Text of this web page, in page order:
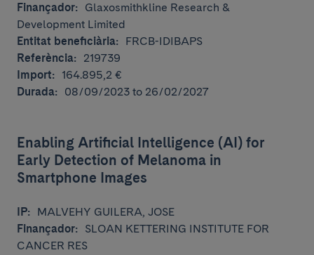
Finançador:
Glaxosmithkline Research &
Development Limited
Entitat beneficiària:
FRCB-IDIBAPS
Referència:
219739
Import:
164.895,2 €
Durada:
08/09/2023 to 26/02/2027
Enabling Artificial Intelligence (AI) for
Early Detection of Melanoma in
Smartphone Images
IP:
MALVEHY GUILERA, JOSE
Finançador:
SLOAN KETTERING INSTITUTE FOR
CANCER RES